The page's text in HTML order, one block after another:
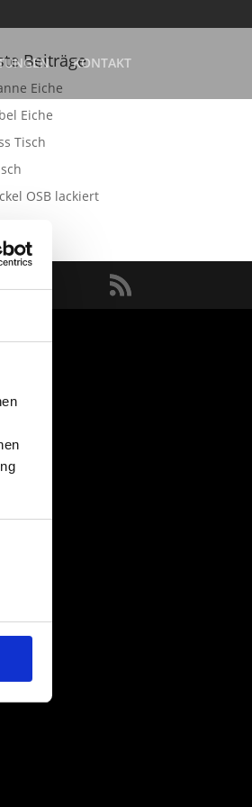
KONTAKT
Beiträge
Eiche
Eiche
Tisch
OSB lackiert